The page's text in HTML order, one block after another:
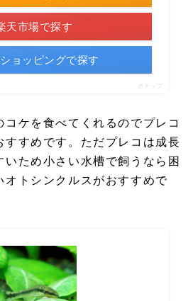
天市場で探す
ョッピングで探す
ポチップ
ケを食べてくれるのでプレコ
すすめです。ただプレコは成長
いため小さい水槽で飼うなら困
オトシンクルスがおすすめで